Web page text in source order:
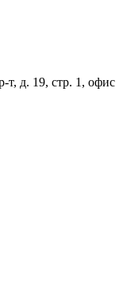
т, д. 19, стр. 1, офис